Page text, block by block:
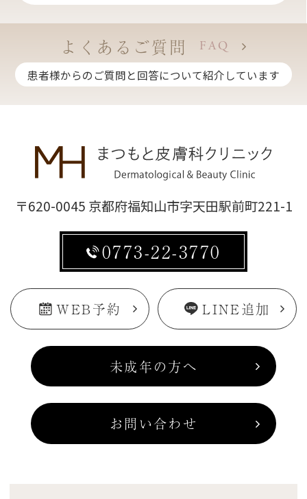
よくあるご質問
FAQ
患者様からのご質問と回答について紹介しています
〒620-0045 京都府福知山市字天田駅前町221-1
0773-22-3770
WEB予約 LINE追加
未成年の方へ
お問い合わせ